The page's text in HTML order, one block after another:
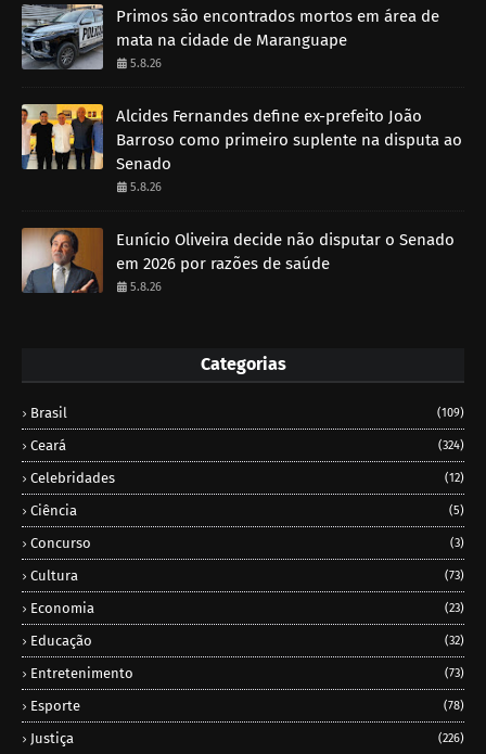
Primos são encontrados mortos em área de
mata na cidade de Maranguape
5.8.26
Alcides Fernandes define ex-prefeito João
Barroso como primeiro suplente na disputa ao
Senado
5.8.26
Eunício Oliveira decide não disputar o Senado
em 2026 por razões de saúde
5.8.26
Categorias
Brasil (109)
Ceará (324)
Celebridades (12)
Ciência (5)
Concurso (3)
Cultura (73)
Economia (23)
Educação (32)
Entretenimento (73)
Esporte (78)
Justiça (226)